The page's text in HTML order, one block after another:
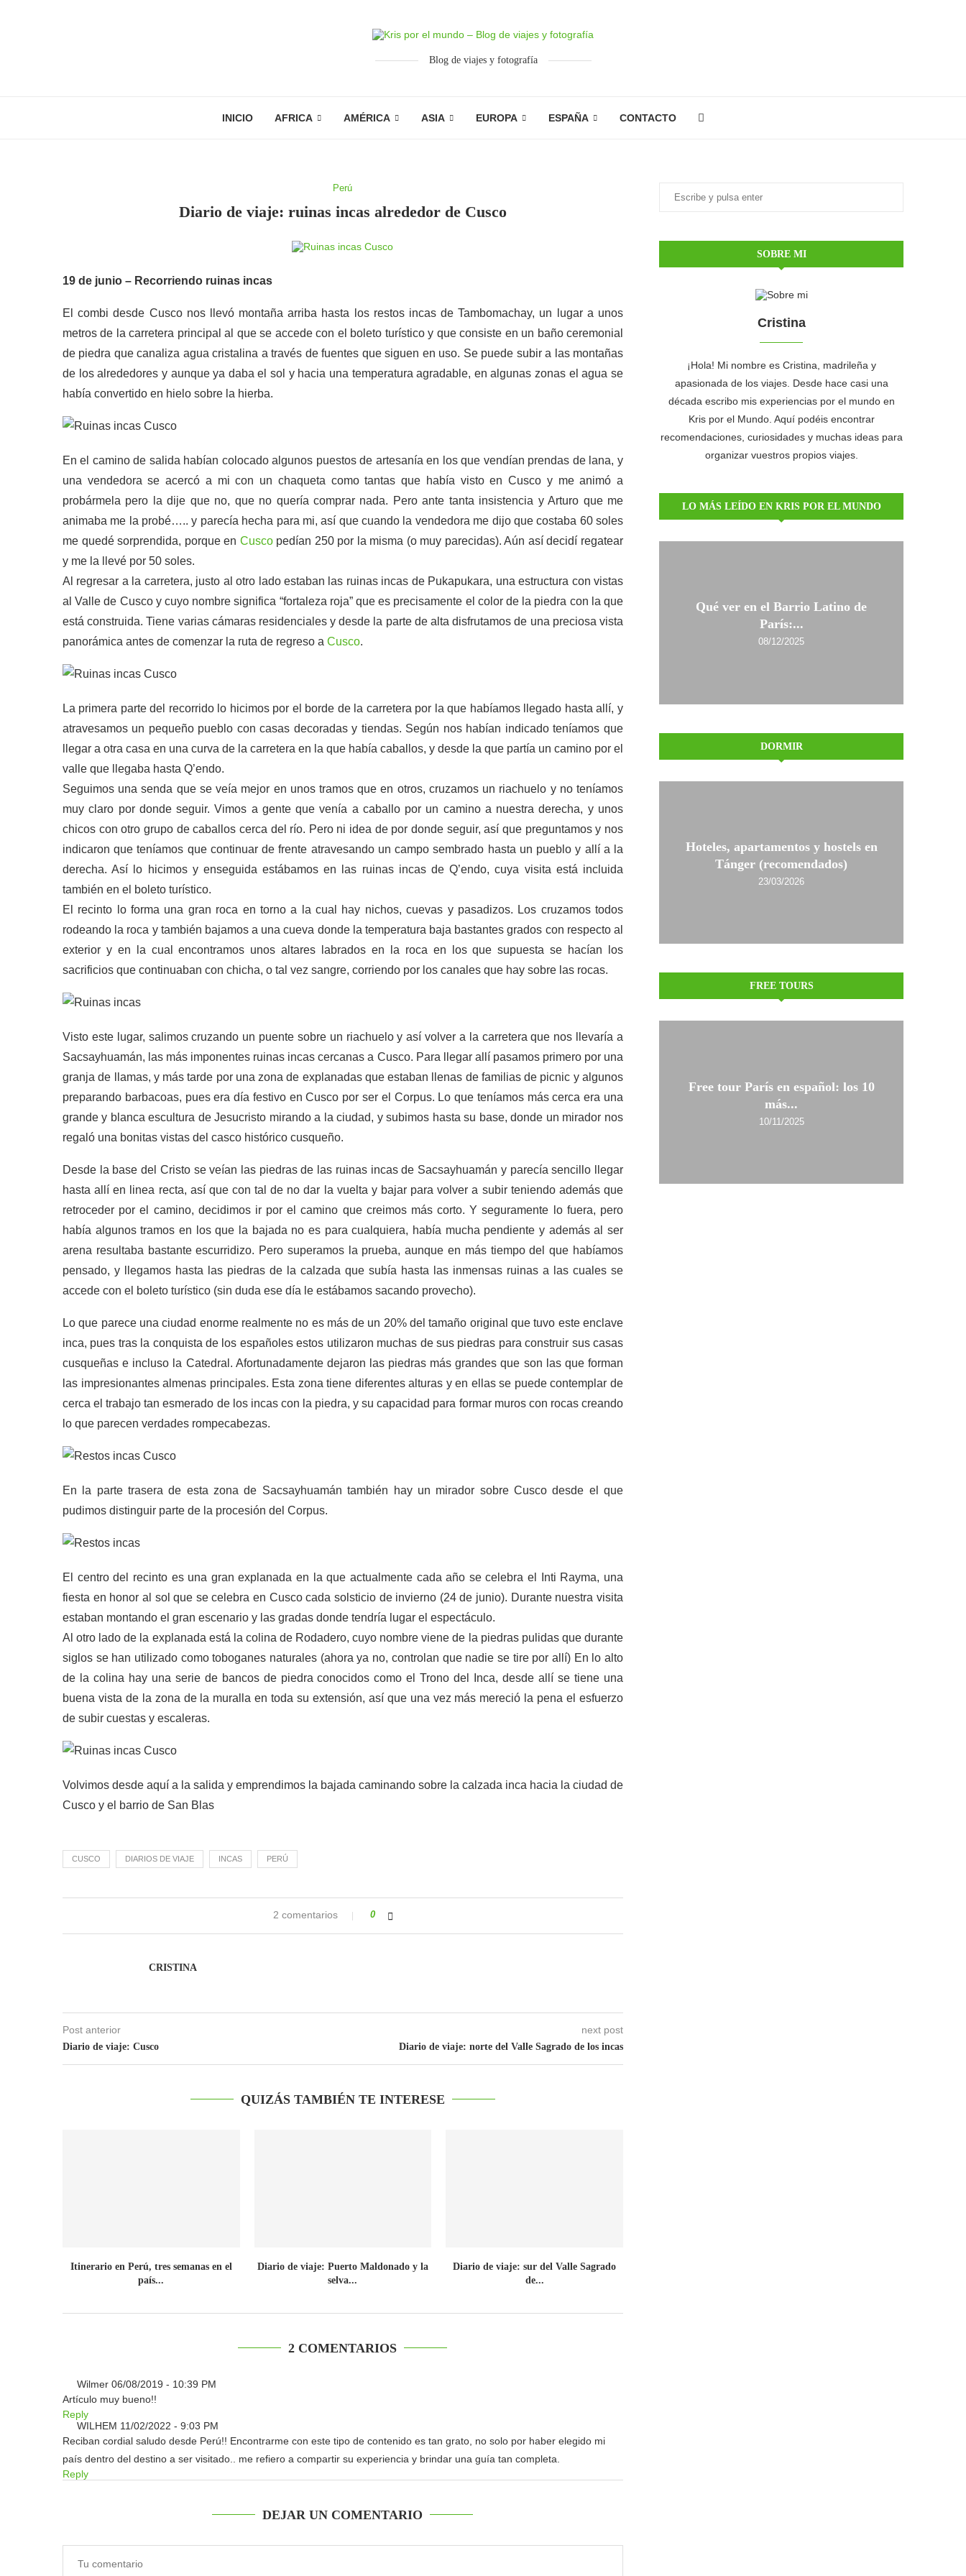
Blog de viajes y fotografía
INICIO AFRICA AMÉRICA ASIA EUROPA ESPAÑA CONTACTO
Perú
Diario de viaje: ruinas incas alrededor de Cusco
19 de junio – Recorriendo ruinas incas
El combi desde Cusco nos llevó montaña arriba hasta los restos incas de Tambomachay, un lugar a unos
metros de la carretera principal al que se accede con el boleto turístico y que consiste en un baño ceremonial
de piedra que canaliza agua cristalina a través de fuentes que siguen en uso. Se puede subir a las montañas
de los alrededores y aunque ya daba el sol y hacia una temperatura agradable, en algunas zonas el agua se
había convertido en hielo sobre la hierba.
En el camino de salida habían colocado algunos puestos de artesanía en los que vendían prendas de lana, y
una vendedora se acercó a mi con un chaqueta como tantas que había visto en Cusco y me animó a
probármela pero la dije que no, que no quería comprar nada. Pero ante tanta insistencia y Arturo que me
animaba me la probé….. y parecía hecha para mi, así que cuando la vendedora me dijo que costaba 60 soles
me quedé sorprendida, porque en Cuscopedían 250 por la misma (o muy parecidas). Aún así decidí regatear
y me la llevé por 50 soles.
Al regresar a la carretera, justo al otro lado estaban las ruinas incas de Pukapukara, una estructura con vistas
al Valle de Cusco y cuyo nombre significa “fortaleza roja” que es precisamente el color de la piedra con la que
está construida. Tiene varias cámaras residenciales y desde la parte de alta disfrutamos de una preciosa vista
panorámica antes de comenzar la ruta de regreso a Cusco.
La primera parte del recorrido lo hicimos por el borde de la carretera por la que habíamos llegado hasta allí, y
atravesamos un pequeño pueblo con casas decoradas y tiendas. Según nos habían indicado teníamos que
llegar a otra casa en una curva de la carretera en la que había caballos, y desde la que partía un camino por el
valle que llegaba hasta Q’endo.
Seguimos una senda que se veía mejor en unos tramos que en otros, cruzamos un riachuelo y no teníamos
muy claro por donde seguir. Vimos a gente que venía a caballo por un camino a nuestra derecha, y unos
chicos con otro grupo de caballos cerca del río. Pero ni idea de por donde seguir, así que preguntamos y nos
indicaron que teníamos que continuar de frente atravesando un campo sembrado hasta un pueblo y allí a la
derecha. Así lo hicimos y enseguida estábamos en las ruinas incas de Q’endo, cuya visita está incluida
también en el boleto turístico.
El recinto lo forma una gran roca en torno a la cual hay nichos, cuevas y pasadizos. Los cruzamos todos
rodeando la roca y también bajamos a una cueva donde la temperatura baja bastantes grados con respecto al
exterior y en la cual encontramos unos altares labrados en la roca en los que supuesta se hacían los
sacrificios que continuaban con chicha, o tal vez sangre, corriendo por los canales que hay sobre las rocas.
Visto este lugar, salimos cruzando un puente sobre un riachuelo y así volver a la carretera que nos llevaría a
Sacsayhuamán, las más imponentes ruinas incas cercanas a Cusco. Para llegar allí pasamos primero por una
granja de llamas, y más tarde por una zona de explanadas que estaban llenas de familias de picnic y algunos
preparando barbacoas, pues era día festivo en Cusco por ser el Corpus. Lo que teníamos más cerca era una
grande y blanca escultura de Jesucristo mirando a la ciudad, y subimos hasta su base, donde un mirador nos
regaló una bonitas vistas del casco histórico cusqueño.
Desde la base del Cristo se veían las piedras de las ruinas incas de Sacsayhuamán y parecía sencillo llegar
hasta allí en linea recta, así que con tal de no dar la vuelta y bajar para volver a subir teniendo además que
retroceder por el camino, decidimos ir por el camino que creimos más corto. Y seguramente lo fuera, pero
había algunos tramos en los que la bajada no es para cualquiera, había mucha pendiente y además al ser
arena resultaba bastante escurridizo. Pero superamos la prueba, aunque en más tiempo del que habíamos
pensado, y llegamos hasta las piedras de la calzada que subía hasta las inmensas ruinas a las cuales se
accede con el boleto turístico (sin duda ese día le estábamos sacando provecho).
Lo que parece una ciudad enorme realmente no es más de un 20% del tamaño original que tuvo este enclave
inca, pues tras la conquista de los españoles estos utilizaron muchas de sus piedras para construir sus casas
cusqueñas e incluso la Catedral. Afortunadamente dejaron las piedras más grandes que son las que forman
las impresionantes almenas principales. Esta zona tiene diferentes alturas y en ellas se puede contemplar de
cerca el trabajo tan esmerado de los incas con la piedra, y su capacidad para formar muros con rocas creando
lo que parecen verdades rompecabezas.
En la parte trasera de esta zona de Sacsayhuamán también hay un mirador sobre Cusco desde el que
pudimos distinguir parte de la procesión del Corpus.
El centro del recinto es una gran explanada en la que actualmente cada año se celebra el Inti Rayma, una
fiesta en honor al sol que se celebra en Cusco cada solsticio de invierno (24 de junio). Durante nuestra visita
estaban montando el gran escenario y las gradas donde tendría lugar el espectáculo.
Al otro lado de la explanada está la colina de Rodadero, cuyo nombre viene de la piedras pulidas que durante
siglos se han utilizado como toboganes naturales (ahora ya no, controlan que nadie se tire por allí) En lo alto
de la colina hay una serie de bancos de piedra conocidos como el Trono del Inca, desde allí se tiene una
buena vista de la zona de la muralla en toda su extensión, así que una vez más mereció la pena el esfuerzo
de subir cuestas y escaleras.
Volvimos desde aquí a la salida y emprendimos la bajada caminando sobre la calzada inca hacia la ciudad de
Cusco y el barrio de San Blas
CUSCO DIARIOS DE VIAJE INCAS PERÚ
2 comentarios 0
CRISTINA
Post anterior
Diario de viaje: Cusco
next post
Diario de viaje: norte del Valle Sagrado de los incas
QUIZÁS TAMBIÉN TE INTERESE
Itinerario en Perú, tres semanas en el
país...
Diario de viaje: Puerto Maldonado y la
selva...
Diario de viaje: sur del Valle Sagrado
de...
2 COMENTARIOS
Wilmer 06/08/2019 - 10:39 PM
Artículo muy bueno!!
Reply
WILHEM 11/02/2022 - 9:03 PM
Reciban cordial saludo desde Perú!! Encontrarme con este tipo de contenido es tan grato, no solo por haber elegido mi
país dentro del destino a ser visitado.. me refiero a compartir su experiencia y brindar una guía tan completa.
Reply
DEJAR UN COMENTARIO
SOBRE MI
Cristina
¡Hola! Mi nombre es Cristina, madrileña y
apasionada de los viajes. Desde hace casi una
década escribo mis experiencias por el mundo en
Kris por el Mundo. Aquí podéis encontrar
recomendaciones, curiosidades y muchas ideas para
organizar vuestros propios viajes.
LO MÁS LEÍDO EN KRIS POR EL MUNDO
Qué ver en el Barrio Latino de
París:...
08/12/2025
DORMIR
Hoteles, apartamentos y hostels en
Tánger (recomendados)
23/03/2026
FREE TOURS
Free tour París en español: los 10
más...
10/11/2025